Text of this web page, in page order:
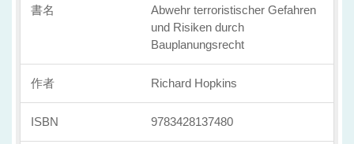
Abwehr terroristischer Gefahren
und Risiken durch
Bauplanungsrecht
Richard Hopkins
9783428137480